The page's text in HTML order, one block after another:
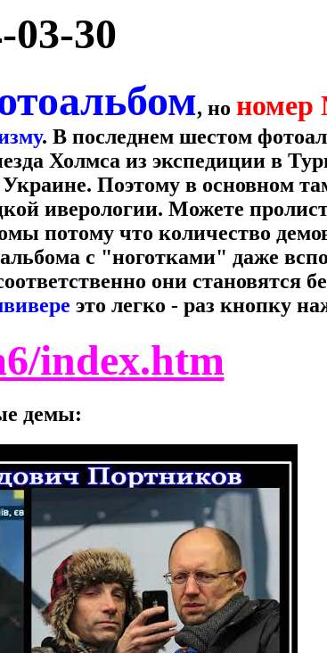
03-30
, но
. В последнем шестом
Холмса из экспедиции в
Украине. Поэтому в основном
иверологии. Можете
потому что количество
с "ноготками" даже
они становятся
это легко - раз кнопку
index.htm
демы: